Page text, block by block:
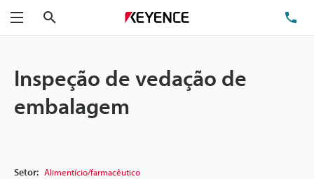
Menu
Inspeção de vedação de
embalagem
Setor: Alimentício/farmacêutico